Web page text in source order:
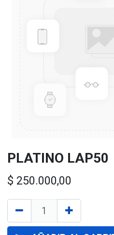
PLATINO LAP50
$ 250.000,00